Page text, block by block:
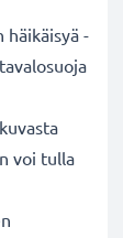
häikäisyä -
voi tulla